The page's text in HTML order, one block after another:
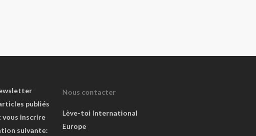
publiés
vous inscrire
suivante:
Nous contacter
Lève-toi International
Europe